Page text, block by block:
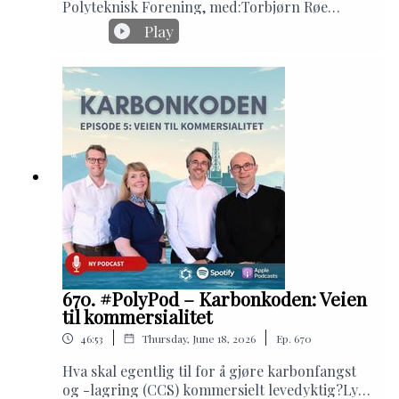
karbonøkonomi.
Polyteknisk Forening, med:Torbjørn Røe
Isaksen, politisk redaktør, E24Bendik Mondal,
medstifter, DemoVeslemøy Hedvig Østrem,
sjefredaktør, AltingetI denne episoden får du
et fornøyelig politisk skråblikk på alt fra
skipstunneler og norske idrettsprestasjoner
(og andre prestasjoner), via havvind og
politiske identitetskriser til teknologikritisk
ungdom.
Play
670. #PolyPod – Karbonkoden: Veien
til kommersialitet
46:53 Thursday, June 18, 2026 Ep. 670
Hva skal egentlig til for å gjøre karbonfangst
og -lagring (CCS) kommersielt levedyktig?Lytt